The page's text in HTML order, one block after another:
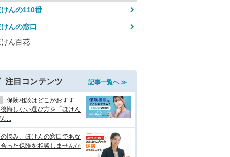
んの110番
んの窓口
ん百花
注目コンテンツ 記事一覧へ ≫
保険相談はどこがおすす
悔しない選び方を「ほけん
...
悩み、ほけんの窓口であな
った保険を相談しませんか